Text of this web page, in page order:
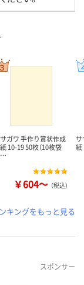
ガワ 手作り賞状作成
10-19 50枚（10枚袋
…
￥604～ （税込）
サ
紙
キングをもっと見る
スポンサー